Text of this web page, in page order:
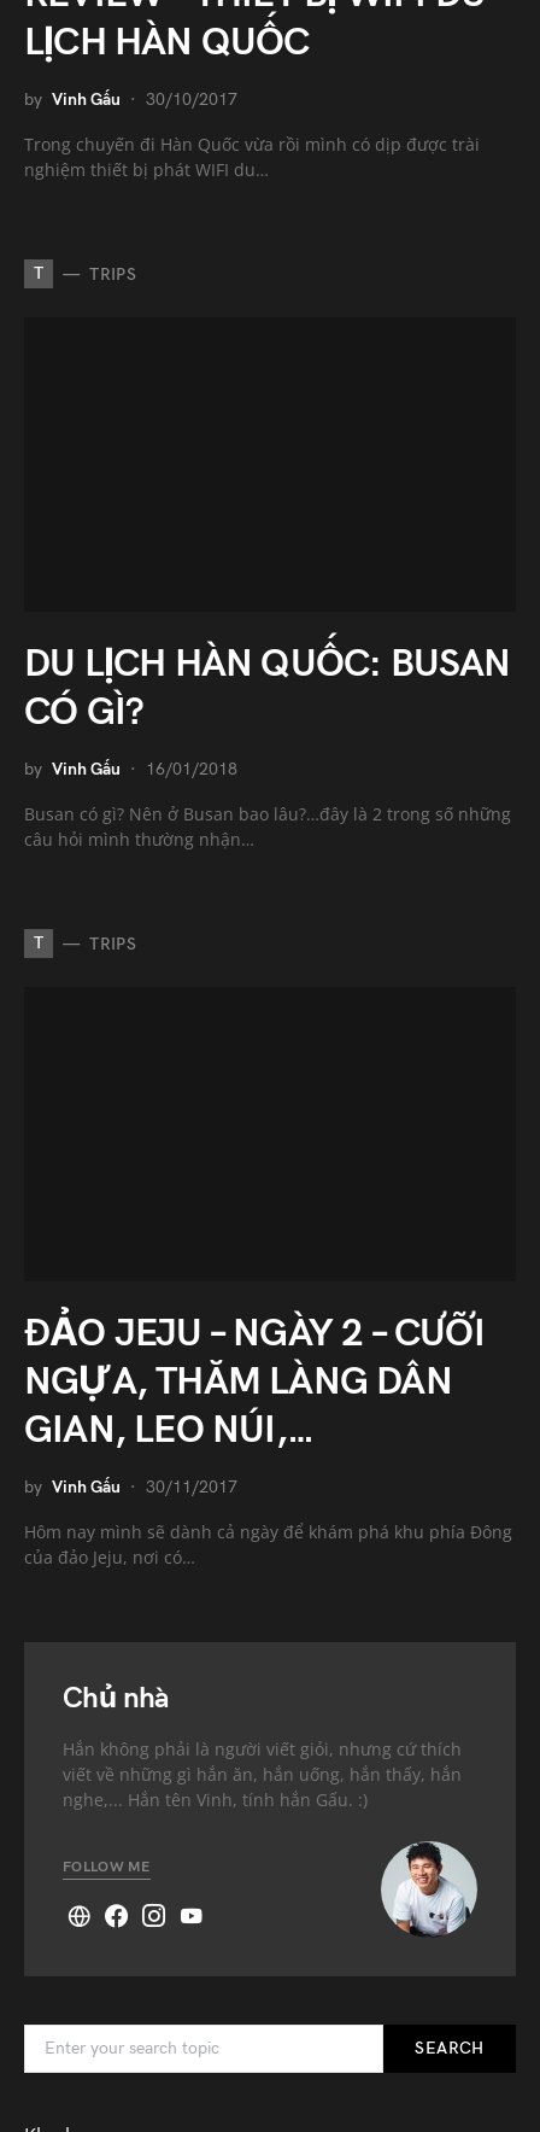
LỊCH HÀN QUỐC
by Vinh Gấu 30/10/2017
Trong chuyến đi Hàn Quốc vừa rồi mình có dịp được trài
nghiệm thiết bị phát WIFI du…
T TRIPS
DU LỊCH HÀN QUỐC: BUSAN
CÓ GÌ?
by Vinh Gấu 16/01/2018
Busan có gì? Nên ở Busan bao lâu?…đây là 2 trong số những
câu hỏi mình thường nhận…
T TRIPS
ĐẢO JEJU – NGÀY 2 – CƯỠI
NGỰA, THĂM LÀNG DÂN
GIAN, LEO NÚI,…
by Vinh Gấu 30/11/2017
Hôm nay mình sẽ dành cả ngày để khám phá khu phía Đông
của đảo Jeju, nơi có…
Chủ nhà
Hắn không phải là người viết giỏi, nhưng cứ thích
viết về những gì hắn ăn, hắn uống, hắn thấy, hắn
nghe,... Hắn tên Vinh, tính hắn Gấu. :)
FOLLOW ME
SEARCH